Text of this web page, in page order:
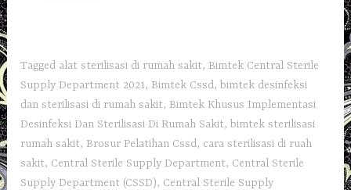
Tagged alat sterilisasi di rumah sakit, Bimtek Central Sterile
Supply Department 2021, Bimtek Cssd, bimtek desinfeksi
dan sterilisasi di rumah sakit, Bimtek Khusus Implementasi
Desinfeksi Dan Sterilisasi Di Rumah Sakit, bimtek sterilisasi
rumah sakit, Brosur Pelatihan Cssd, cara sterilisasi di ruah
sakit, Central Sterile Supply Department, Central Sterile
Supply Department (CSSD), Central Sterile Supply